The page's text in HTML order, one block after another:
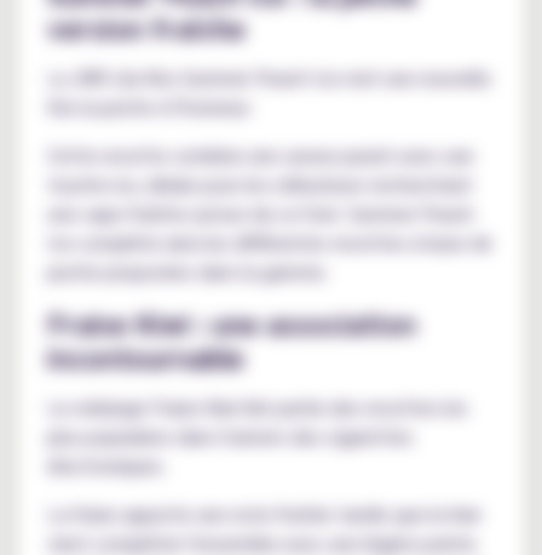
version fraîche
La JNR Lila Kiss Summer Peach Ice met une nouvelle
Cette recette combine une saveur peach avec une
une vape fraîche autour de ce fruit. Summer Peach
peche proposées dans la gamme.
Fraise Kiwi : une association
incontournable
Le mélange Fraise Kiwi fait partie des recettes les
plus populaires dans l'univers des cigarettes
La fraise apporte une note fruitée tandis que le kiwi
vient compléter l'ensemble avec une légère pointe